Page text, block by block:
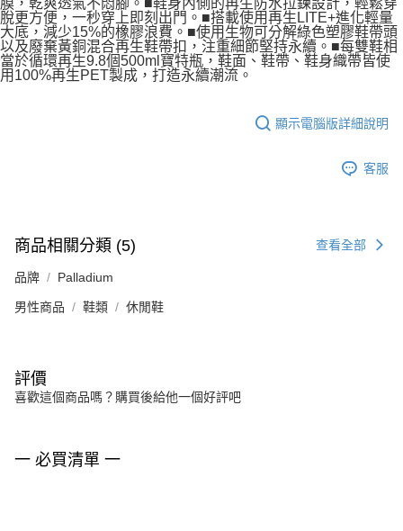
膜，乾爽透氣不悶腳。■鞋身內側的再生防水拉鍊設計，輕鬆穿
脫更方便，一秒穿上即刻出門。■搭載使用再生LITE+進化輕量
大底，減少15%的橡膠浪費。■使用生物可分解綠色塑膠鞋帶頭
以及廢棄黃銅混合再生鞋帶扣，注重細節堅持永續。■每雙鞋相
當於循環再生9.8個500ml寶特瓶，鞋面、鞋帶、鞋身織帶皆使
用100%再生PET製成，打造永續潮流。
顯示電腦版詳細說明
客服
商品相關分類 (5) 查看全部
品牌 Palladium
男性商品 鞋類 休閒鞋
評價
喜歡這個商品嗎？購買後給他一個好評吧
一 必買清單 一